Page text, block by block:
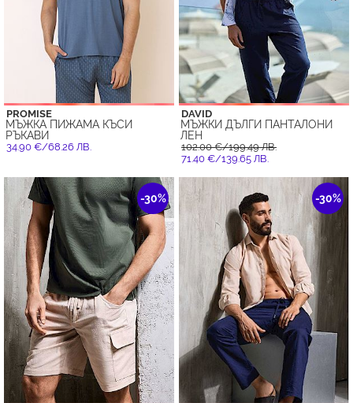
PROMISE
МЪЖКА ПИЖАМА КЪСИ
РЪКАВИ
34.90 €/68.26 ЛВ.
DAVID
МЪЖКИ ДЪЛГИ ПАНТАЛОНИ
ЛЕН
102.00 €/199.49 ЛВ.
71.40 €/139.65 ЛВ.
-30% -30%